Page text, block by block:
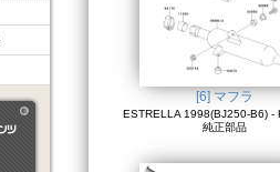
[6] マフラ
ESTRELLA 1998(BJ250-B6) -
純正部品